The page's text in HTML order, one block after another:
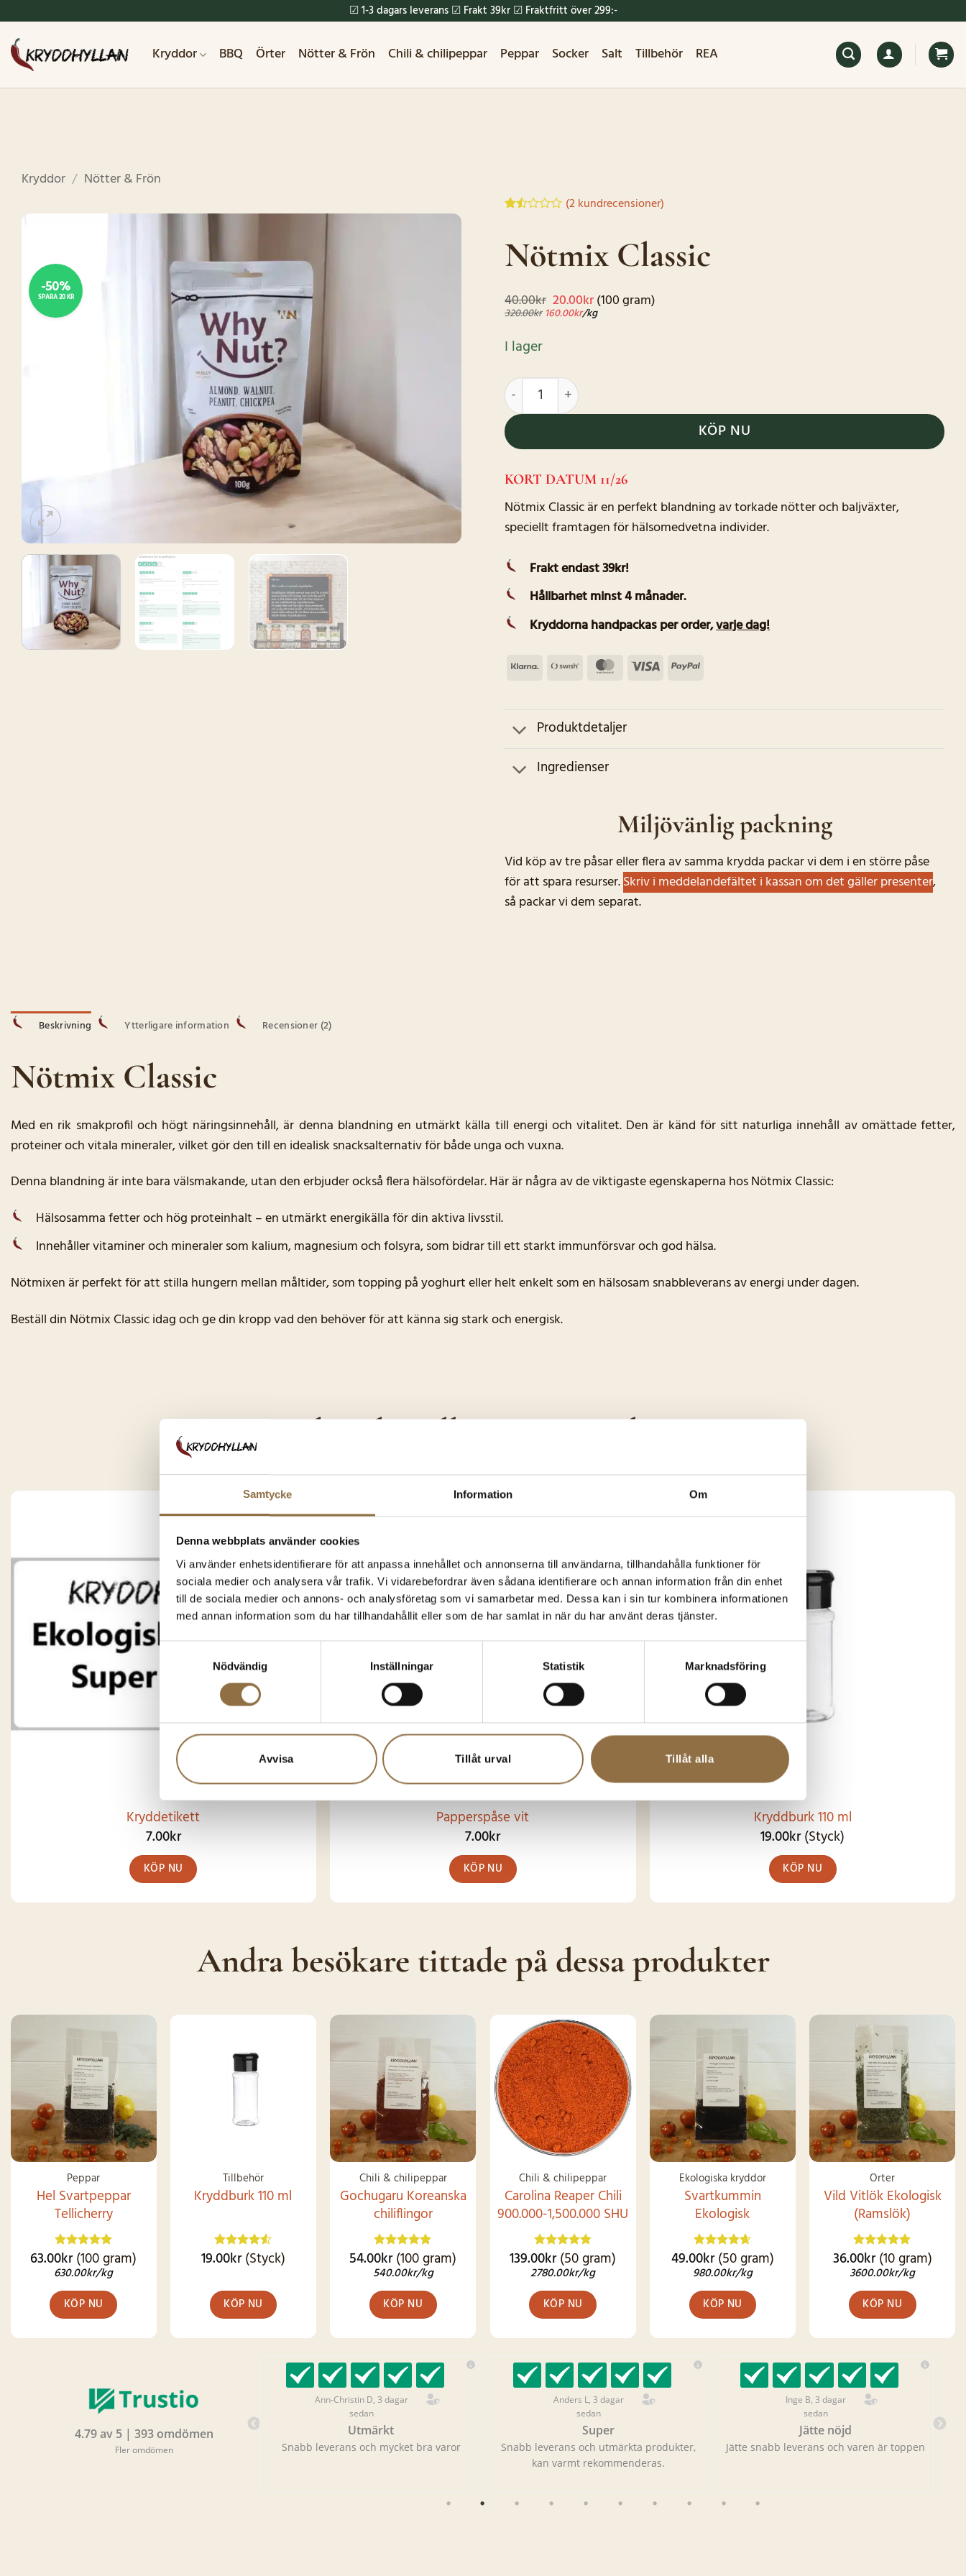
Samtycke Information Om
Denna webbplats använder cookies
Vi använder enhetsidentifierare för att anpassa innehållet och annonserna till användarna, tillhandahålla funktioner för
sociala medier och analysera vår trafik. Vi vidarebefordrar även sådana identifierare och annan information från din enhet
till de sociala medier och annons- och analysföretag som vi samarbetar med. Dessa kan i sin tur kombinera informationen
med annan information som du har tillhandahållit eller som de har samlat in när du har använt deras tjänster.
Samtyckesval
Nödvändig
Inställningar Statistik Marknadsföring
Avvisa Tillåt urval Tillåt alla
content
☑ 1-3 dagars leverans ☑ Frakt 39kr ☑ Fraktfritt över 299:-
Kryddor BBQ Örter Nötter & Frön Chili & chilipeppar Peppar Socker Salt Tillbehör REA
Kryddor / Nötter & Frön
-50%
SPARA 20 KR
av
baserat
(2kundrecensioner)
Nötmix Classic
40.00kr Det
ursprungliga
priset
20.00krDet
nuvarande
priset
(100 gram)
320.00kr 160.00kr/kg
I lager
Nötmix Classic mängd
KÖP NU
KORT DATUM 11/26
Nötmix Classic är en perfekt blandning av torkade nötter och baljväxter,
speciellt framtagen för hälsomedvetna individer.
Frakt endast 39kr!
Hållbarhet minst 4 månader.
Kryddorna handpackas per order,varje dag!
Klarna Swish
MasterCard
Visa PayPal
Produktdetaljer
Ingredienser
Miljövänlig packning
Vid köp av tre påsar eller flera av samma krydda packar vi dem i en större påse
för att spara resurser.Skriv i meddelandefältet i kassan om det gäller presenter,
så packar vi dem separat.
Beskrivning Ytterligare information Recensioner (2)
Nötmix Classic
Med en rik smakprofil och högt näringsinnehåll, är denna blandning en utmärkt källa till energi och vitalitet. Den är känd för sitt naturliga innehåll av omättade fetter,
proteiner och vitala mineraler, vilket gör den till en idealisk snacksalternativ för både unga och vuxna.
Denna blandning är inte bara välsmakande, utan den erbjuder också flera hälsofördelar. Här är några av de viktigaste egenskaperna hos Nötmix Classic:
Hälsosamma fetter och hög proteinhalt – en utmärkt energikälla för din aktiva livsstil.
Innehåller vitaminer och mineraler som kalium, magnesium och folsyra, som bidrar till ett starkt immunförsvar och god hälsa.
Nötmixen är perfekt för att stilla hungern mellan måltider, som topping på yoghurt eller helt enkelt som en hälsosam snabbleverans av energi under dagen.
Beställ din Nötmix Classic idag och ge din kropp vad den behöver för att känna sig stark och energisk.
Du kanske gillar någon av dessa?
Kryddetikett
7.00kr
KÖP NU
Papperspåse vit
7.00kr
KÖP NU
har
flera
De
olika
alternativen
kan
väljas
produktsidan
Kryddburk 110 ml
19.00kr(Styck)
KÖP NU
Andra besökare tittade på dessa produkter
Peppar
Hel Svartpeppar
Tellicherry
Betygsatt
4.87 av 5
63.00kr(100 gram)
630.00kr/kg
KÖP NU
Tillbehör
Kryddburk 110 ml
Betygsatt
av 5
19.00kr(Styck)
KÖP NU
LAGER IGEN
Chili & chilipeppar
Gochugaru Koreanska
chiliflingor
Betygsatt
4.83 av 5
54.00kr(100 gram)
540.00kr/kg
KÖP NU
Chili & chilipeppar
Carolina Reaper Chili
900.000-1,500.000 SHU
Betygsatt
4.79av 5
139.00kr(50 gram)
2780.00kr/kg
KÖP NU
Ekologiska kryddor
Svartkummin
Ekologisk
Betygsatt
4.62 av 5
49.00kr(50 gram)
980.00kr/kg
KÖP NU
SNART I
LAGER IGEN
Örter
Vild Vitlök Ekologisk
(Ramslök)
Betygsatt
4.92av 5
36.00kr (10 gram)
3600.00kr/kg
KÖP NU
4.79 av 5 | 393 omdömen
Fler omdömen
Camilla �, 12 timmar
Bra kvalitet kryddor och enastående
kundtjänst.
Ann-Christin D, 3 dagar
sedan
Utmärkt
Snabb leverans och mycket bra varor
Anders L, 3 dagar
sedan
Super
Snabb leverans och utmärkta produkter,
kan varmt rekommenderas.
Inge B, 3 dagar
sedan
Jätte nöjd
Jätte snabb leverans och varen är toppen